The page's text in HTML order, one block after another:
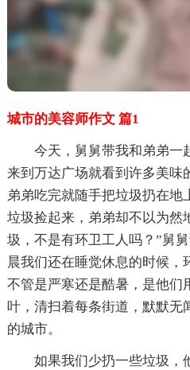
城市的美容师作文 篇1
今天，舅舅带我和弟弟一
来到万达广场就看到许多美味
弟弟吃完就随手把垃圾扔在地
垃圾捡起来，弟弟却不以为然
圾，不是有环卫工人吗？”舅
晨我们还在睡觉休息的时候，
不管是严寒还是酷暑，是他们
叶，清扫着每条街道，默默无
的城市。
如果我们少扔一些垃圾，